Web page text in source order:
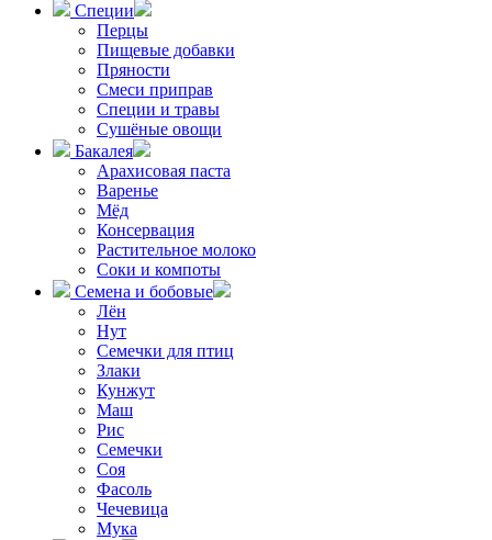
Специи
Перцы
Пищевые добавки
Пряности
Смеси приправ
Специи и травы
Сушёные овощи
Бакалея
Арахисовая паста
Варенье
Мёд
Консервация
Растительное молоко
Соки и компоты
Семена и бобовые
Лён
Нут
Семечки для птиц
Злаки
Кунжут
Маш
Рис
Семечки
Соя
Фасоль
Чечевица
Мука